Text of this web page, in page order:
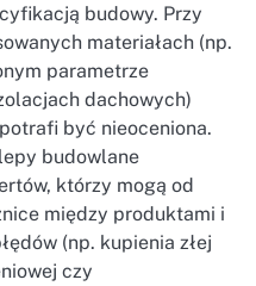
budowy. Przy
materiałach (np.
parametrze
dachowych)
być nieoceniona.
budowlane
którzy mogą od
między produktami i
(np. kupienia złej
czy